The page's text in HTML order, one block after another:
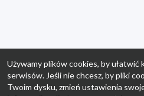
Używamy plików cookies, by ułatwić
serwisów. Jeśli nie chcesz, by pliki
Twoim dysku, zmień ustawienia